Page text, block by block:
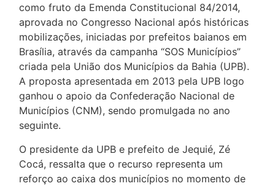
como fruto da Emenda Constitucional 84/2014,
aprovada no Congresso Nacional após históricas
mobilizações, iniciadas por prefeitos baianos em
Brasília, através da campanha “SOS Municípios”
criada pela União dos Municípios da Bahia (UPB).
A proposta apresentada em 2013 pela UPB logo
ganhou o apoio da Confederação Nacional de
Municípios (CNM), sendo promulgada no ano
seguinte.
O presidente da UPB e prefeito de Jequié, Zé
Cocá, ressalta que o recurso representa um
reforço ao caixa dos municípios no momento de